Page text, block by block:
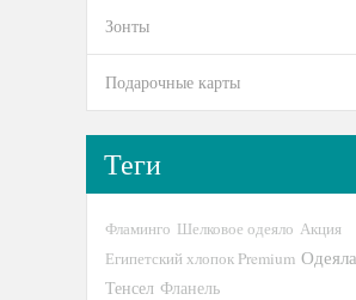
Зонты
Подарочные карты
Теги
Фламинго Шелковое одеяло Акция
Египетский хлопок Premium Одеяла
Тенсел Фланель